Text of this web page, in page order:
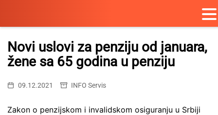
Skip
content
Novi uslovi za penziju od januara,
žene sa 65 godina u penziju
09.12.2021 INFO Servis
Zakon o penzijskom i invalidskom osiguranju u Srbiji